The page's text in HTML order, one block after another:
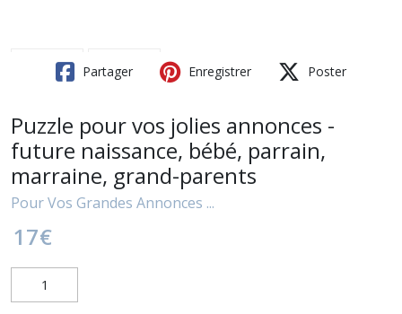
Partager Enregistrer Poster
Puzzle pour vos jolies annonces -
future naissance, bébé, parrain,
marraine, grand-parents
Pour Vos Grandes Annonces ...
17€